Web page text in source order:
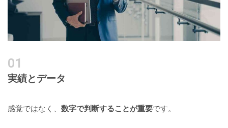
実績とデータ
感覚ではなく、 数字で判断することが重要です。